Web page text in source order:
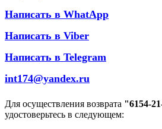
Написать в WhatApp
Написать в Viber
Написать в Telegram
int174@yandex.ru
Для осуществления возврата "6154-
удостоверьтесь в следующем: